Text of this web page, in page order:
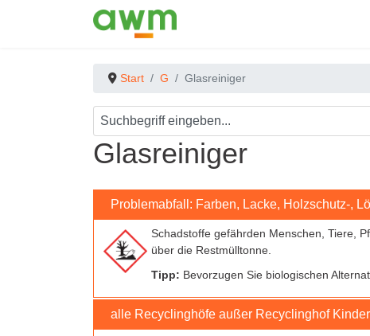
Start G Glasreiniger
Glasreiniger
Problemabfall: Farben, Lacke, Holzschutz-,
Schadstoffe gefährden Menschen, Tiere,
über die Restmülltonne.
Tipp: Bevorzugen Sie biologischen
alle Recyclinghöfe außer Recyclinghof